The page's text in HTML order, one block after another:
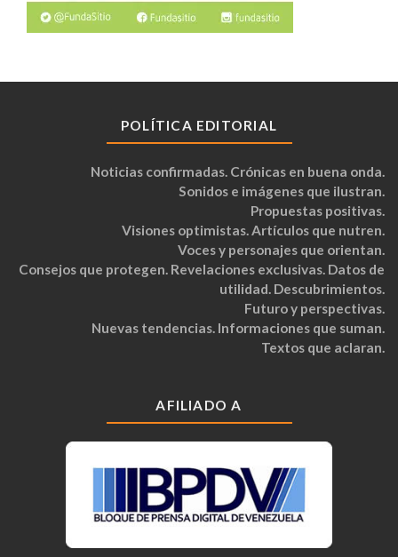
POLÍTICA EDITORIAL
Noticias confirmadas. Crónicas en buena onda.
Sonidos e imágenes que ilustran.
Propuestas positivas.
Visiones optimistas. Artículos que nutren.
Voces y personajes que orientan.
Consejos que protegen. Revelaciones exclusivas. Datos de
utilidad. Descubrimientos.
Futuro y perspectivas.
Nuevas tendencias. Informaciones que suman.
Textos que aclaran.
AFILIADO A